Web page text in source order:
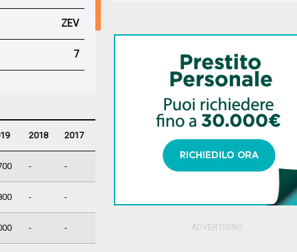
ZEV
7
2018 2017
- -
- -
- -